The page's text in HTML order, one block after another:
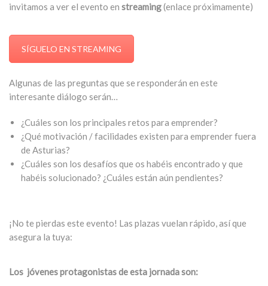
invitamos a ver el evento en streaming(enlace próximamente)
SÍGUELO EN STREAMING
Algunas de las preguntas que se responderán en este
interesante diálogo serán…
¿Cuáles son los principales retos para emprender?
¿Qué motivación / facilidades existen para emprender fuera
de Asturias?
¿Cuáles son los desafíos que os habéis encontrado y que
habéis solucionado? ¿Cuáles están aún pendientes?
¡No te pierdas este evento! Las plazas vuelan rápido, así que
asegura la tuya:
Los jóvenes protagonistas de esta jornada son: